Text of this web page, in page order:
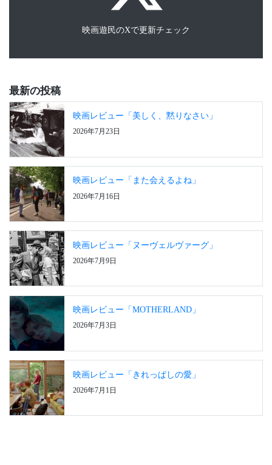
映画遊民のXで更新チェック
最新の投稿
映画レビュー「美しく、黙りなさい」
2026年7月23日
映画レビュー「また会えるよね」
2026年7月16日
映画レビュー「ヌーヴェルヴァーグ」
2026年7月9日
映画レビュー「MOTHERLAND」
2026年7月3日
映画レビュー「きれっぱしの愛」
2026年7月1日